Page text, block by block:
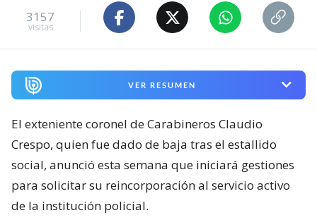
3157
visitas
VER RESUMEN
El exteniente coronel de Carabineros Claudio
Crespo, quien fue dado de baja tras el estallido
social, anunció esta semana que iniciará gestiones
para solicitar su reincorporación al servicio activo
de la institución policial.